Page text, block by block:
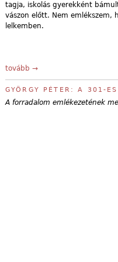
tagja, iskolás gyerekként
vászon előtt. Nem emlékszem,
lelkemben.
tovább →
GYÖRGY PÉTER: A 301-ES
A forradalom emlékezetének